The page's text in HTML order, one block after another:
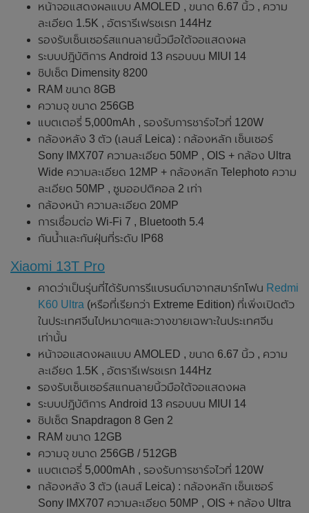
หน้าจอแสดงผลแบบ AMOLED , ขนาด 6.67 นิ้ว , ความ
ละเอียด 1.5K , อัตรารีเฟรชเรท 144Hz
รองรับเซ็นเซอร์สแกนลายนิ้วมือใต้จอแสดงผล
ระบบปฎิบัติการ Android 13 ครอบบน MIUI 14
ชิปเซ็ต Dimensity 8200
RAM ขนาด 8GB
ความจุ ขนาด 256GB
แบตเตอรี่ 5,000mAh , รองรับการชาร์จไวที่ 120W
กล้องหลัง 3 ตัว (เลนส์ Leica) : กล้องหลัก เซ็นเซอร์
Sony IMX707 ความละเอียด 50MP , OIS + กล้อง Ultra
Wide ความละเอียด 12MP + กล้องหลัก Telephoto ความ
ละเอียด 50MP , ซูมออปติคอล 2 เท่า
กล้องหน้า ความละเอียด 20MP
การเชื่อมต่อ Wi-Fi 7 , Bluetooth 5.4
กันน้ำและกันฝุ่นที่ระดับ IP68
Xiaomi 13T Pro
คาดว่าเป็นรุ่นที่ได้รับการรีแบรนด์มาจากสมาร์ทโฟน Redmi
K60 Ultra (หรือที่เรียกว่า Extreme Edition) ที่เพิ่งเปิดตัว
ในประเทศจีนไปหมาดๆและวางขายเฉพาะในประเทศจีน
เท่านั้น
หน้าจอแสดงผลแบบ AMOLED , ขนาด 6.67 นิ้ว , ความ
ละเอียด 1.5K , อัตรารีเฟรชเรท 144Hz
รองรับเซ็นเซอร์สแกนลายนิ้วมือใต้จอแสดงผล
ระบบปฎิบัติการ Android 13 ครอบบน MIUI 14
ชิปเซ็ต Snapdragon 8 Gen 2
RAM ขนาด 12GB
ความจุ ขนาด 256GB / 512GB
แบตเตอรี่ 5,000mAh , รองรับการชาร์จไวที่ 120W
กล้องหลัง 3 ตัว (เลนส์ Leica) : กล้องหลัก เซ็นเซอร์
Sony IMX707 ความละเอียด 50MP , OIS + กล้อง Ultra